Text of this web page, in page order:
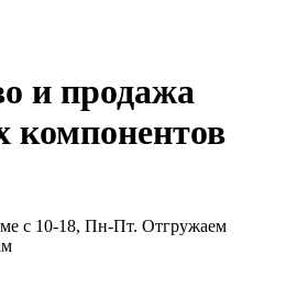
и продажа
компонентов
с 10-18, Пн-Пт. Отгружаем